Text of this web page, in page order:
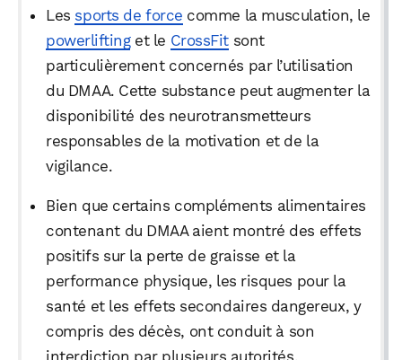
Les sports de force comme la musculation, le
powerliftinget le CrossFitsont
particulièrement concernés par l’utilisation
du DMAA. Cette substance peut augmenter la
disponibilité des neurotransmetteurs
responsables de la motivation et de la
vigilance.
Bien que certains compléments alimentaires
contenant du DMAA aient montré des effets
positifs sur la perte de graisse et la
performance physique, les risques pour la
santé et les effets secondaires dangereux, y
compris des décès, ont conduit à son
interdiction par plusieurs autorités,